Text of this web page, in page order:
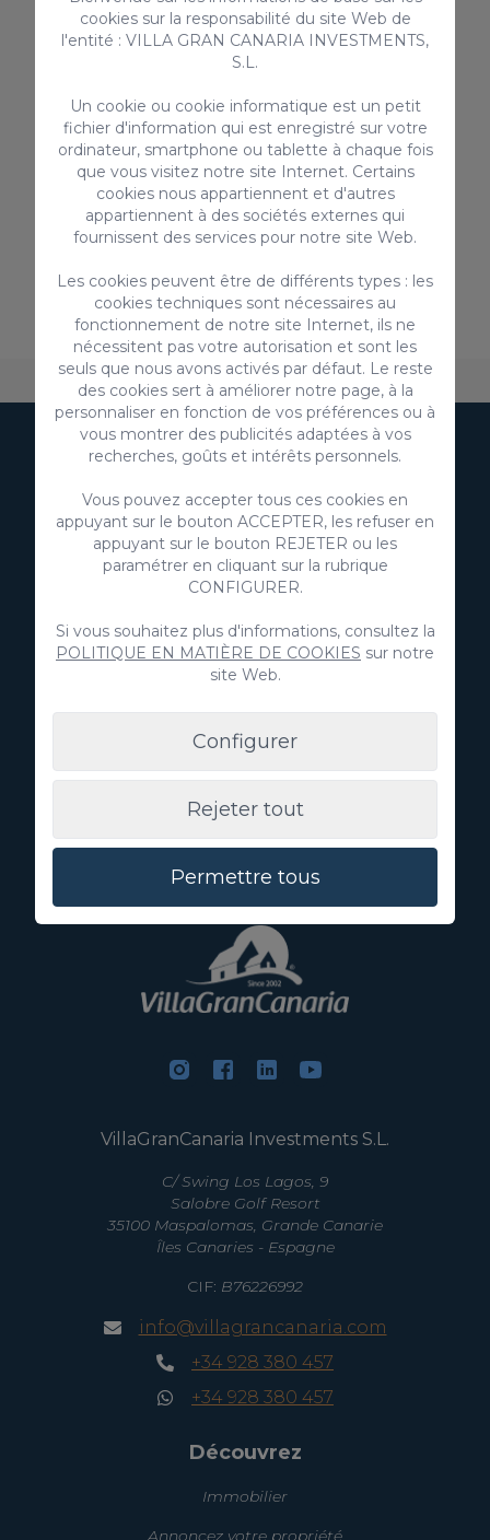
Au sujet de VillaGranCanaria Hébergement
Abonnez-vous à notre
newsletter
S'abonner
recevoir de la publicité de votre entité.
J'accepte l'utilisation de mes données aux fins indiquées
vos données personnelles via le lien suivant:
VillaGranCanaria Investments S.L.
C/ Swing Los Lagos, 9
Salobre Golf Resort
35100 Maspalomas, Grande Canarie
Îles Canaries - Espagne
CIF: B76226992
info@villagrancanaria.com
+34 928 380 457
+34 928 380 457
Découvrez
Immobilier
Annoncez votre propriété
cookies sur la responsabilité du site Web de
l'entité : VILLA GRAN CANARIA INVESTMENTS,
S.L.
Un cookie ou cookie informatique est un petit
fichier d'information qui est enregistré sur votre
ordinateur, smartphone ou tablette à chaque fois
que vous visitez notre site Internet. Certains
cookies nous appartiennent et d'autres
appartiennent à des sociétés externes qui
fournissent des services pour notre site Web.
Les cookies peuvent être de différents types : les
cookies techniques sont nécessaires au
fonctionnement de notre site Internet, ils ne
nécessitent pas votre autorisation et sont les
seuls que nous avons activés par défaut. Le reste
des cookies sert à améliorer notre page, à la
personnaliser en fonction de vos préférences ou à
vous montrer des publicités adaptées à vos
recherches, goûts et intérêts personnels.
Vous pouvez accepter tous ces cookies en
appuyant sur le bouton ACCEPTER, les refuser en
appuyant sur le bouton REJETER ou les
paramétrer en cliquant sur la rubrique
CONFIGURER.
Si vous souhaitez plus d'informations, consultez la
POLITIQUE EN MATIÈRE DE COOKIES sur notre
site Web.
Configurer
Rejeter tout
Permettre tous